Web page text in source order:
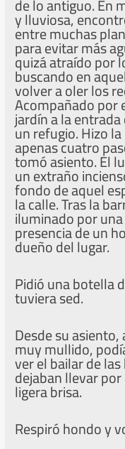
y lluviosa,
entre muchas
para evitar más
quizá atraído por
buscando en
volver a oler los
Acompañado por
jardín a la
un refugio. Hizo
apenas cuatro
tomó asiento. El
un extraño
fondo de aquel
la calle. Tras la
iluminado por
presencia de un
dueño del lugar.
Pidió una botella
tuviera sed.
Desde su
muy mullido,
ver el bailar de
dejaban llevar
ligera brisa.
Respiró hondo y